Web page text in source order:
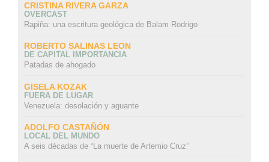
CRISTINA RIVERA GARZA
OVERCAST
Rapiña: una escritura geológica de Balam Rodrigo
ROBERTO SALINAS LEON
DE CAPITAL IMPORTANCIA
Patadas de ahogado
GISELA KOZAK
FUERA DE LUGAR
Venezuela: desolación y aguante
ADOLFO CASTAÑÓN
LOCAL DEL MUNDO
A seis décadas de “La muerte de Artemio Cruz”